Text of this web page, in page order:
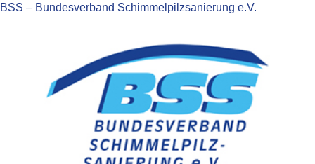
BSS – Bundesverband Schimmelpilzsanierung e.V.